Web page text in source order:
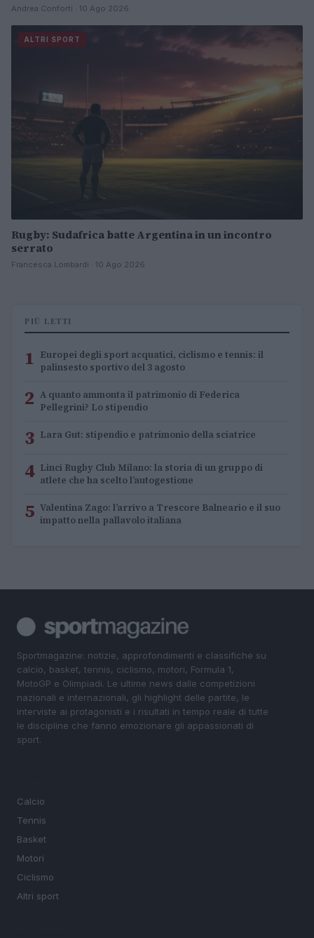
Andrea Conforti · 10 Ago 2026
ALTRI SPORT
Rugby: Sudafrica batte Argentina in un incontro
serrato
Francesca Lombardi · 10 Ago 2026
PIÙ LETTI
1 Europei degli sport acquatici, ciclismo e tennis: il
palinsesto sportivo del 3 agosto
2 A quanto ammonta il patrimonio di Federica
Pellegrini? Lo stipendio
3 Lara Gut: stipendio e patrimonio della sciatrice
4 Linci Rugby Club Milano: la storia di un gruppo di
atlete che ha scelto l’autogestione
5 Valentina Zago: l’arrivo a Trescore Balneario e il suo
impatto nella pallavolo italiana
Sportmagazine: notizie, approfondimenti e classifiche su
calcio, basket, tennis, ciclismo, motori, Formula 1,
MotoGP e Olimpiadi. Le ultime news dalle competizioni
nazionali e internazionali, gli highlight delle partite, le
interviste ai protagonisti e i risultati in tempo reale di tutte
le discipline che fanno emozionare gli appassionati di
sport.
Calcio
Tennis
Basket
Motori
Ciclismo
Altri sport